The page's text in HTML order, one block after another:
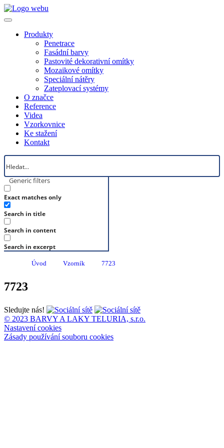
Produkty
Penetrace
Fasádní barvy
Pastovité dekorativní omítky
Mozaikové omítky
Speciální nátěry
Zateplovací systémy
O značce
Reference
Videa
Vzorkovnice
Ke stažení
Kontakt
Generic filters
Exact matches only
Search in title
Search in content
Search in excerpt
Úvod Vzorník 7723
7723
Sledujte nás!
© 2023 BARVY A LAKY TELURIA, s.r.o.
Nastavení cookies
Zásady používání souboru cookies